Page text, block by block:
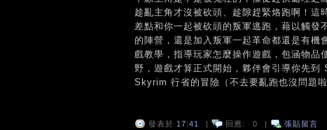
趁亂主角才沒被砍頭、趁隙趕緊烙跑啊！這
差點和你一起被砍頭的叛軍逃跑，藉以觸發
的陣營，還是加入叛軍一起革命都還是有機
戲教學，指導玩家怎麼操作遊戲，包涵物品
野，遊戲才算正式開始，夥伴會引導你先
Skyrim 行省的冒險（不去要亂跑也沒問題啦
發表於 17:41 | 回應: 0 | 張貼留言